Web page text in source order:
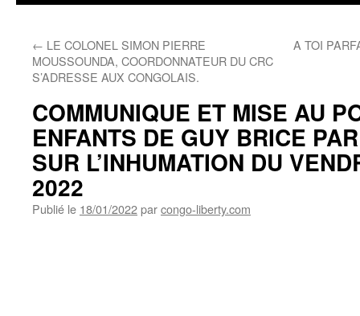
← LE COLONEL SIMON PIERRE
MOUSSOUNDA, COORDONNATEUR DU CRC
S’ADRESSE AUX CONGOLAIS.
A TOI
COMMUNIQUE ET MISE AU
ENFANTS DE GUY BRICE
SUR L’INHUMATION DU
2022
Publié le 18/01/2022parcongo-liberty.com